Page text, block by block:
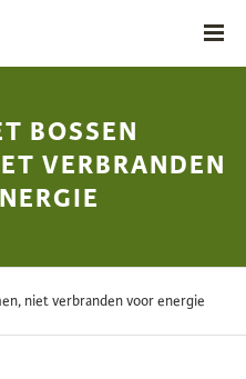
BOSSEN
VERBRANDEN
niet verbranden voor energie